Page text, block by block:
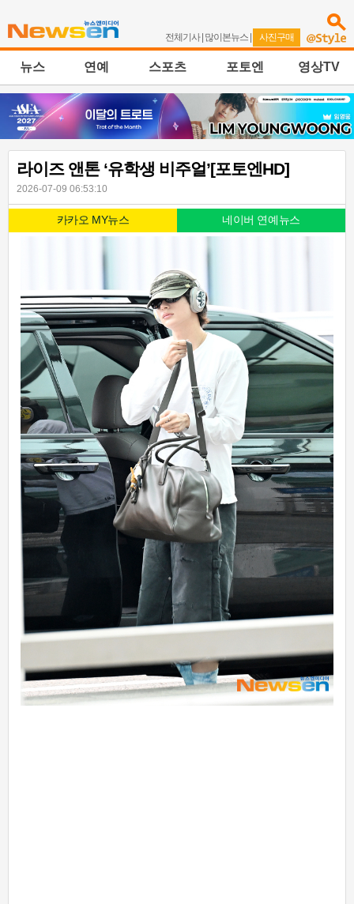
전체기사| 많이본뉴스 | 사진구매
뉴스 연예 스포츠 포토엔 영상TV
라이즈 앤톤 ‘유학생 비주얼’[포토엔HD]
2026-07-09 06:53:10
카카오 MY뉴스 네이버 연예뉴스